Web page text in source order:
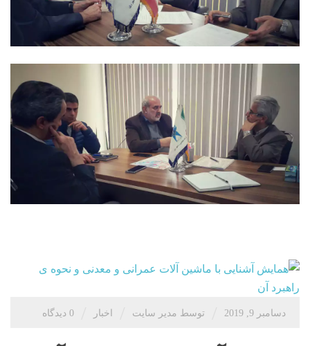
دسامبر 9, 2019 توسط مدیر سایت اخبار 0 دیدگاه